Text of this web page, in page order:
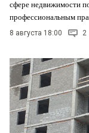
сфере недвижимости
профессиональным
8 августа 18:00 2